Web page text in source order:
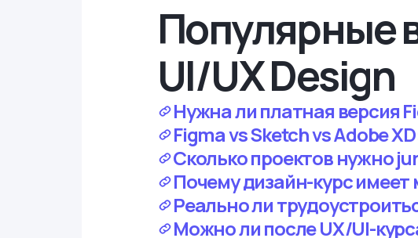
Популярные
UI/UX Design
Нужна ли платная версия
Figma vs Sketch vs Adobe
Сколько проектов нужно
Почему дизайн-курс имеет
Реально ли
Можно ли после UX/UI-